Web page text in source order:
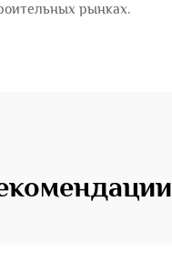
рынках.